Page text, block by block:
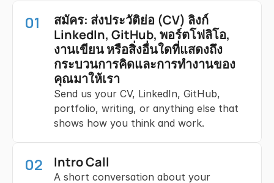
01
สมัคร: ส่งประวัติย่อ (CV) ลิงก์
LinkedIn, GitHub, พอร์ตโฟลิโอ,
งานเขียน หรือสิ่งอื่นใดที่แสดงถึง
กระบวนการคิดและการทำงานของ
คุณมาให้เรา
Send us your CV, LinkedIn, GitHub,
portfolio, writing, or anything else that
shows how you think and work.
02 Intro Call
A short conversation about your